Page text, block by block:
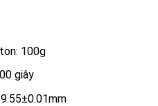
100g
giây